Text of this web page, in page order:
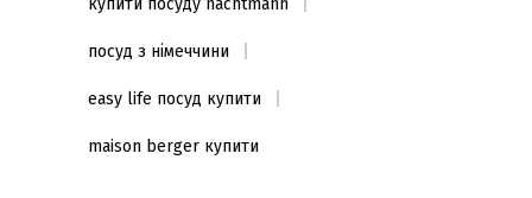
купити посуду nachtmann
посуд з німеччини
easy life посуд купити
maison berger купити